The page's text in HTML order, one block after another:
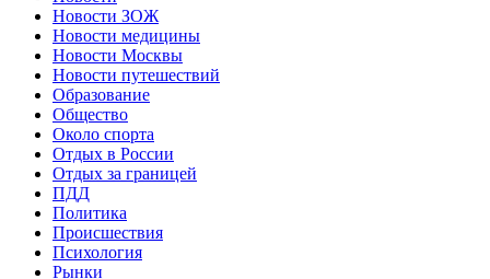
Новости ЗОЖ
Новости медицины
Новости Москвы
Новости путешествий
Образование
Общество
Около спорта
Отдых в России
Отдых за границей
ПДД
Политика
Происшествия
Психология
Рынки